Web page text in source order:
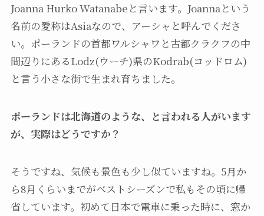
Joanna Hurko Watanabeと言います。Joannaという
名前の愛称はAsiaなので、アーシャと呼んでくださ
い。ポーランドの首都ワルシャワと古都クラクフの中
間辺りにあるLodz(ウーチ)県のKodrab(コッドロム)
と言う小さな街で生まれ育ちました。
ポーランドは北海道のような、と言われる人がいます
が、実際はどうですか？
そうですね、気候も景色も少し似ていますね。5月か
ら8月くらいまでがベストシーズンで私もその頃に帰
省しています。初めて日本で電車に乗った時に、窓か